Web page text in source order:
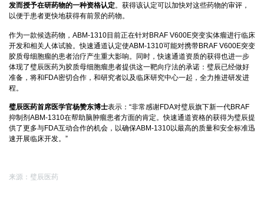
发而授予在研药物的一种资格认定。获得该认定可以加快对这些药物的审评，
以便于患者更快地获得有前景的药物。
作为一款候选药物，ABM-1310目前正在针对BRAF V600E突变实体瘤进行临床
开发和相关人体试验。快速通道认定使ABM-1310可能对携带BRAF V600E突变
胶质母细胞瘤的患者治疗产生重大影响。同时，快速通道资质的获得也进一步
体现了璧辰医药为胶质母细胞瘤患者提供这一靶向疗法的承诺：璧辰已经做好
准备，将和FDA密切合作，和研究者以及临床研究中心一起，全力推进研发进
程。
璧辰医药首席医学官杨赞东博士表示：“非常感谢FDA对璧辰旗下新一代BRAF
抑制剂ABM-1310在帮助脑肿瘤患者方面的肯定。快速通道资格的获得为璧辰提
供了更多与FDA互动合作的机会，以确保ABM-1310以最高的质量和安全标准迅
速开展临床开发。”
来源：璧辰医药